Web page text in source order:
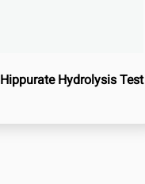
Hippurate Hydrolysis Test